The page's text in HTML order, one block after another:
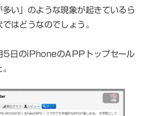
い」のような現象が起きているら
はどうなのでしょう。
日のiPhoneのAPPトップセール